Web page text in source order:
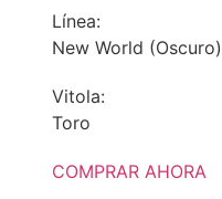
Línea:
New World (Oscuro)
Vitola:
Toro
COMPRAR AHORA